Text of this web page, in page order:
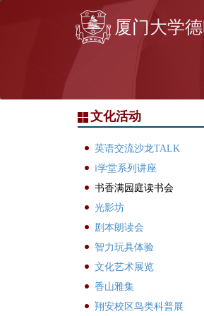
厦门大学
文化活动
英语交流沙龙TALK
i学堂系列讲座
书香满园庭读书会
光影坊
剧本朗读会
智力玩具体验
文化艺术展览
香山雅集
翔安校区鸟类科普展